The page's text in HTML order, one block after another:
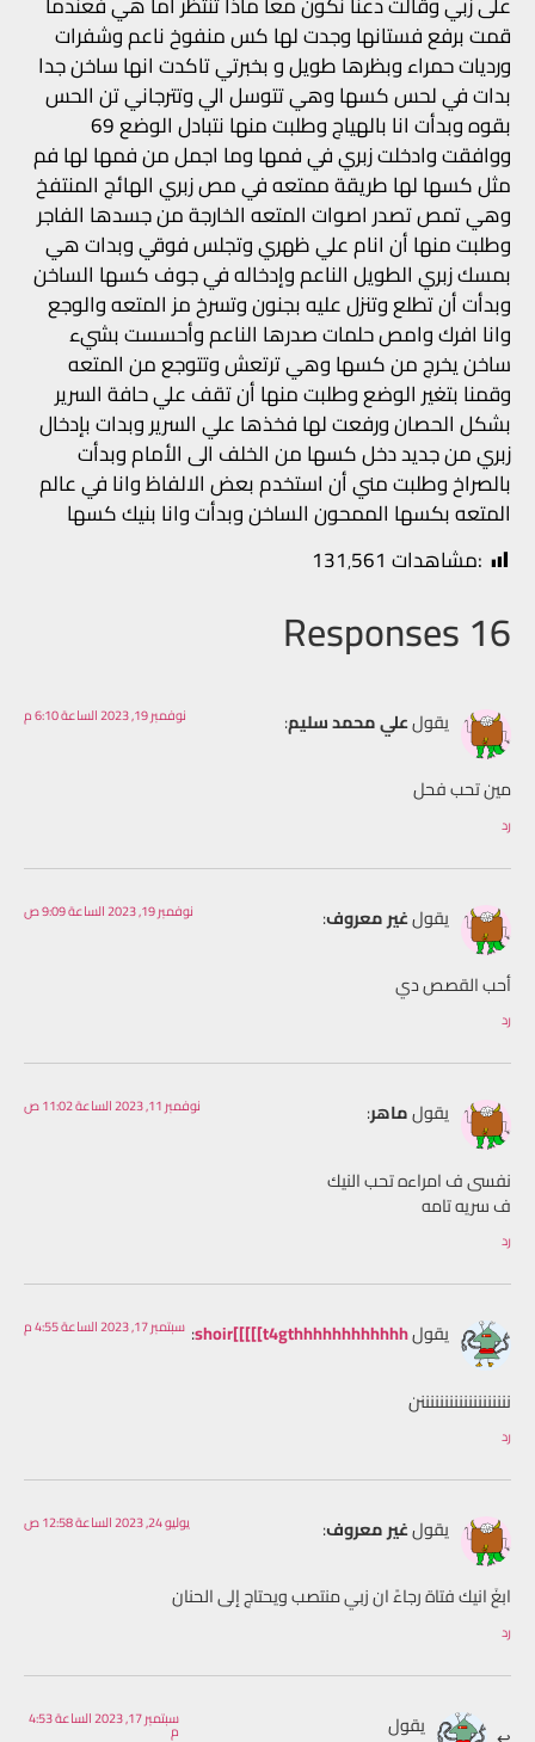
قمت برفع فستانها وجدت لها كس منفوخ ناعم وشفرات
ورديات حمراء وبظرها طويل و بخبرتي تاكدت انها ساخن جدا
بدات في لحس كسها وهي تتوسل الي وتترجاني تن الحس
بقوه وبدأت انا بالهياج وطلبت منها نتبادل الوضع 69
ووافقت وادخلت زبري في فمها وما اجمل من فمها لها فم
مثل كسها لها طريقة ممتعه في مص زبري الهائج المنتفخ
وهي تمص تصدر اصوات المتعه الخارجة من جسدها الفاجر
وطلبت منها أن انام علي ظهري وتجلس فوقي وبدات هي
بمسك زبري الطويل الناعم وإدخاله في جوف كسها الساخن
وبدأت أن تطلع وتنزل عليه بجنون وتسرخ مز المتعه والوجع
وانا افرك وامص حلمات صدرها الناعم وأحسست بشيء
ساخن يخرج من كسها وهي ترتعش وتتوجع من المتعه
وقمنا بتغير الوضع وطلبت منها أن تقف علي حافة السرير
بشكل الحصان ورفعت لها فخذها علي السرير وبدات بإدخال
زبري من جديد دخل كسها من الخلف الى الأمام وبدأت
بالصراخ وطلبت مني أن استخدم بعض الالفاظ وانا في عالم
المتعه بكسها الممحون الساخن وبدأت وانا بنيك كسها
:مشاهدات 131٬561
16 Responses
يقولعلي محمد سليم: نوفمبر 19, 2023 الساعة 6:10 م
مين تحب فحل
رد
يقولغير معروف: نوفمبر 19, 2023 الساعة 9:09 ص
أحب القصص دي
رد
يقولماهر: نوفمبر 11, 2023 الساعة 11:02 ص
نفسى ف امراءه تحب النيك
ف سريه تامه
رد
يقولshoir[[[[[t4gthhhhhhhhhhhh
: سبتمبر 17, 2023 الساعة 4:55 م
نننننننننننننننننننن
رد
يقولغير معروف: يوليو 24, 2023 الساعة 12:58 ص
ابغَ انيك فتاة رجاءً ان زبي منتصب ويحتاج إلى الحنان
رد
يقول سبتمبر 17, 2023 الساعة 4:53
م